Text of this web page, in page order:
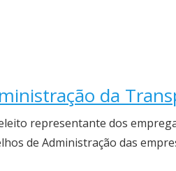
da
representante dos
de Administração das